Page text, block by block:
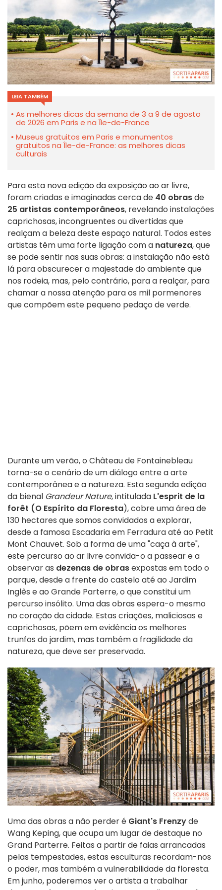
LEIA TAMBÉM
As melhores dicas da semana de 3 a 9 de agosto
de 2026 em Paris e na Île-de-France
Museus gratuitos em Paris e monumentos
gratuitos na Île-de-France: as melhores dicas
culturais
Para esta nova edição da exposição ao ar livre,
foram criadas e imaginadas cerca de 40 obrasde
25 artistas contemporâneos, revelando instalações
caprichosas, incongruentes ou divertidas que
realçam a beleza deste espaço natural. Todos estes
artistas têm uma forte ligação com a natureza, que
se pode sentir nas suas obras: a instalação não está
lá para obscurecer a majestade do ambiente que
nos rodeia, mas, pelo contrário, para a realçar, para
chamar a nossa atenção para os mil pormenores
que compõem este pequeno pedaço de verde.
Durante um verão, o Château de Fontainebleau
torna-se o cenário de um diálogo entre a arte
contemporânea e a natureza. Esta segunda edição
da bienal Grandeur Nature, intitulada L'esprit de la
forêt (O Espírito da Floresta), cobre uma área de
130 hectares que somos convidados a explorar,
desde a famosa Escadaria em Ferradura até ao Petit
Mont Chauvet. Sob a forma de uma "caça à arte",
este percurso ao ar livre convida-o a passear e a
observar as dezenas de obrasexpostas em todo o
parque, desde a frente do castelo até ao Jardim
Inglês e ao Grande Parterre, o que constitui um
percurso insólito. Uma das obras espera-o mesmo
no coração da cidade. Estas criações, maliciosas e
caprichosas, põem em evidência os melhores
trunfos do jardim, mas também a fragilidade da
natureza, que deve ser preservada.
Uma das obras a não perder é Giant's Frenzyde
Wang Keping, que ocupa um lugar de destaque no
Grand Parterre. Feitas a partir de faias arrancadas
pelas tempestades, estas esculturas recordam-nos
o poder, mas também a vulnerabilidade da floresta.
Em junho, poderemos ver o artista a trabalhar